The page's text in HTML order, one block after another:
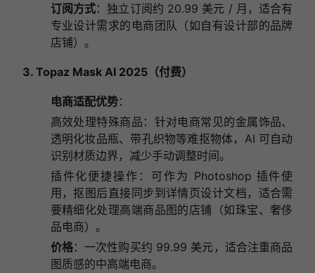
订阅方式：独立订阅约 20.99 美元 / 月，适合有
专业设计需求的电商团队（如自有设计部的品牌
店铺）。
3. Topaz Mask AI 2025（付费）
电商适配优势：
高效处理特殊商品：针对电商常见的金属饰品、
透明化妆品瓶、带孔织物等难抠物体，AI 可自动
识别材质边界，减少手动调整时间。
插件化便捷操作：可作为 Photoshop 插件使
用，抠图后直接同步到详情页设计文档，适合需
要精细化处理高端商品图的店铺（如珠宝、奢侈
品电商）。
价格：一次性购买约 99.99 美元，适合注重商品
图质感的中高端电商。